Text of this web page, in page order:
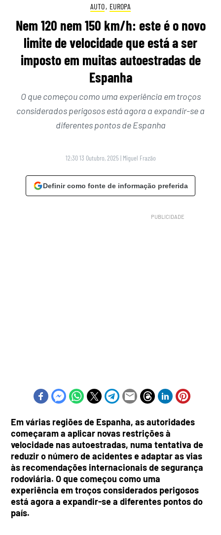
AUTO, EUROPA
Nem 120 nem 150 km/h: este é o novo
limite de velocidade que está a ser
imposto em muitas autoestradas de
Espanha
O que começou como uma experiência em troços
considerados perigosos está agora a expandir-se a
diferentes pontos de Espanha
12:30 13 Outubro, 2025 | Miguel Frazão
Definir como fonte de informação preferida
Em várias regiões de Espanha, as autoridades
começaram a aplicar novas restrições à
velocidade nas autoestradas, numa tentativa de
reduzir o número de acidentes e adaptar as vias
às recomendações internacionais de segurança
rodoviária. O que começou como uma
experiência em troços considerados perigosos
está agora a expandir-se a diferentes pontos do
país.